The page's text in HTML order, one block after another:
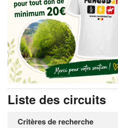
INSCRIPTION GRATUITE
MOT DE PASSE OUBLIÉ
Liste des circuits
Critères de recherche